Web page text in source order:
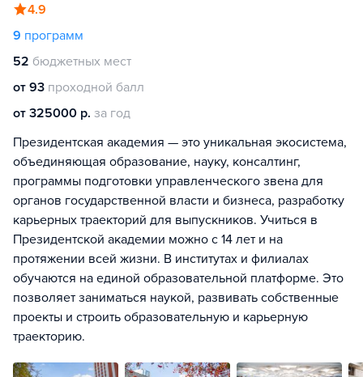
4.9
9 программ
52 бюджетных мест
от 93 проходной балл
от 325000 р. за год
Президентская академия — это уникальная экосистема,
объединяющая образование, науку, консалтинг,
программы подготовки управленческого звена для
органов государственной власти и бизнеса, разработку
карьерных траекторий для выпускников. Учиться в
Президентской академии можно с 14 лет и на
протяжении всей жизни. В институтах и филиалах
обучаются на единой образовательной платформе. Это
позволяет заниматься наукой, развивать собственные
проекты и строить образовательную и карьерную
траекторию.